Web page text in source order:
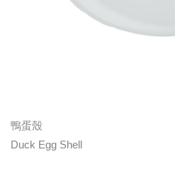
鴨蛋殼
Duck Egg Shell